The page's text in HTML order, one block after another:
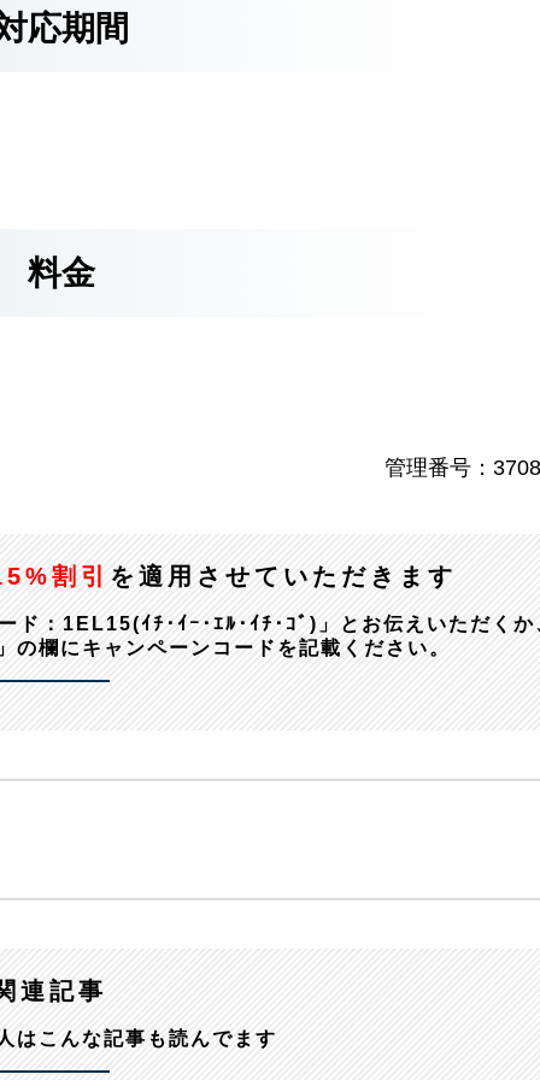
応期間
料金
管理番号：
割引 を適用させていただきます
ド：1EL15(ｲﾁ･ｲｰ･ｴﾙ･ｲﾁ･ｺﾞ)」とお伝えいただくか
の欄にキャンペーンコードを記載ください。
連記事
はこんな記事も読んでます